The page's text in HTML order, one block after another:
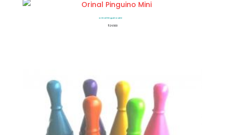
Orinal Pinguino Mini
$24.500